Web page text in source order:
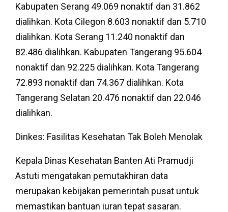
Kabupaten Serang 49.069 nonaktif dan 31.862
dialihkan. Kota Cilegon 8.603 nonaktif dan 5.710
dialihkan. Kota Serang 11.240 nonaktif dan
82.486 dialihkan. Kabupaten Tangerang 95.604
nonaktif dan 92.225 dialihkan. Kota Tangerang
72.893 nonaktif dan 74.367 dialihkan. Kota
Tangerang Selatan 20.476 nonaktif dan 22.046
dialihkan.
Dinkes: Fasilitas Kesehatan Tak Boleh Menolak
Kepala Dinas Kesehatan Banten Ati Pramudji
Astuti mengatakan pemutakhiran data
merupakan kebijakan pemerintah pusat untuk
memastikan bantuan iuran tepat sasaran.